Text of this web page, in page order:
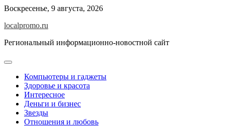
Перейти
содержимому
Воскресенье, 9 августа, 2026
localpromo.ru
Региональный информационно-новостной сайт
Компьютеры и гаджеты
Здоровье и красота
Интересное
Деньги и бизнес
Звезды
Отношения и любовь